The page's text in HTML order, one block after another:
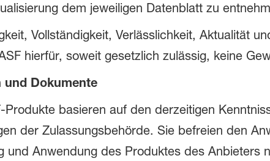
dem jeweiligen Datenblatt zu
Vollständigkeit, Verlässlichkeit, Aktualität
hierfür, soweit gesetzlich zulässig, keine
und Dokumente
basieren auf den derzeitigen
der Zulassungsbehörde. Sie befreien den
und Anwendung des Produktes des Anbieters